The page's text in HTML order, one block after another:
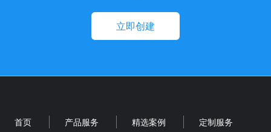
立即创建
首页 产品服务 精选案例
定制服务